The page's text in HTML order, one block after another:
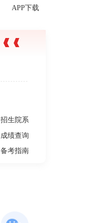
APP下载
招生院系
成绩查询
备考指南